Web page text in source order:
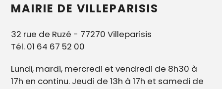
MAIRIE DE VILLEPARISIS
32 rue de Ruzé - 77270 Villeparisis
Tél. 01 64 67 52 00
Lundi, mardi, mercredi et vendredi de 8h30 à
17h en continu. Jeudi de 13h à 17h et samedi de